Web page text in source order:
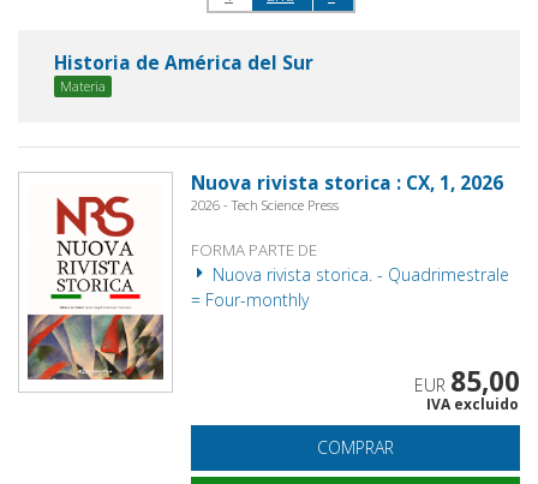
Historia de América del Sur
Materia
Nuova rivista storica : CX, 1, 2026
2026 - Tech Science Press
FORMA PARTE DE
Nuova rivista storica. - Quadrimestrale
= Four-monthly
EUR 85,00
IVA excluido
COMPRAR